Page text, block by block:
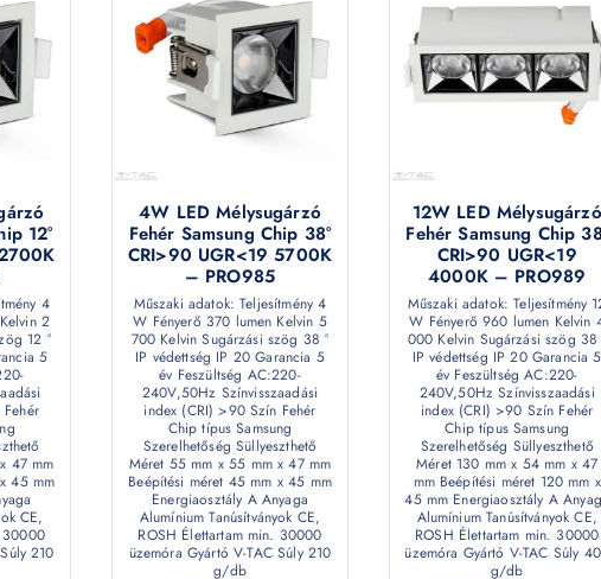
12°
4
2
12 °
5
47 mm
45 mm
CE,
30000
210
4W LED Mélysugárzó
Fehér Samsung Chip 38°
CRI>90 UGR<19 5700K
– PRO985
Műszaki adatok: Teljesítmény 4
W Fényerő 370 lumen Kelvin 5
700 Kelvin Sugárzási szög 38 °
IP védettség IP 20 Garancia 5
év Feszültség AC:220-
240V,50Hz Színvisszaadási
index (CRI) >90 Szín Fehér
Chip típus Samsung
Szerelhetőség Süllyeszthető
Méret 55 mm x 55 mm x 47 mm
Beépítési méret 45 mm x 45 mm
Energiaosztály A Anyaga
Alumínium Tanúsítványok CE,
ROSH Élettartam min. 30000
üzemóra Gyártó V-TAC Súly 210
g/db
12W LED Mélysugárzó
Fehér Samsung Chip
CRI>90 UGR<19
4000K – PRO989
Műszaki adatok: Teljesítmény
W Fényerő 960 lumen Kelvin
000 Kelvin Sugárzási szög 38
IP védettség IP 20 Garancia 5
év Feszültség AC:220-
240V,50Hz Színvisszaadási
index (CRI) >90 Szín Fehér
Chip típus Samsung
Szerelhetőség Süllyeszthető
Méret 130 mm x 54 mm x 47
mm Beépítési méret 120 mm x
45 mm Energiaosztály A
Alumínium Tanúsítványok CE,
ROSH Élettartam min. 30000
üzemóra Gyártó V-TAC Súly
g/db